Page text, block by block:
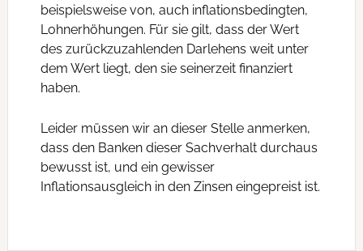
beispielsweise von, auch inflationsbedingten,
Lohnerhöhungen. Für sie gilt, dass der Wert
des zurückzuzahlenden Darlehens weit unter
dem Wert liegt, den sie seinerzeit finanziert
haben.
Leider müssen wir an dieser Stelle anmerken,
dass den Banken dieser Sachverhalt durchaus
bewusst ist, und ein gewisser
Inflationsausgleich in den Zinsen eingepreist ist.